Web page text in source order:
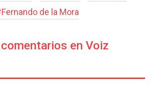
Fernando de la Mora
en Voiz